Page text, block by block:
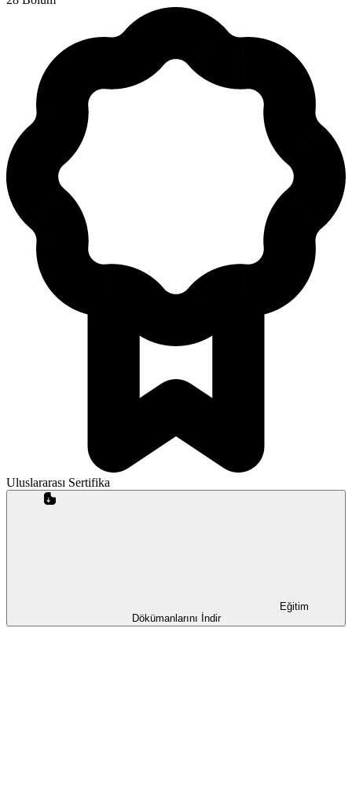
Uluslararası Sertifika
Eğitim
Dökümanlarını İndir